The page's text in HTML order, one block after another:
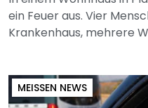
ein Feuer aus. Vier
Krankenhaus, mehrere
MEISSEN NEWS